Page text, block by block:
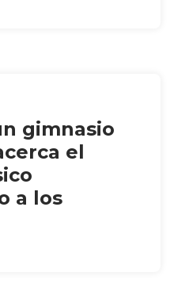
gimnasio
el
a los